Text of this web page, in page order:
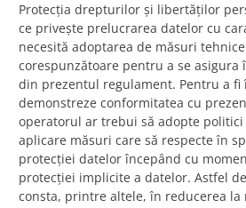
Protecția drepturilor și libertăților
ce privește prelucrarea datelor cu
necesită adoptarea de măsuri
corespunzătoare pentru a se
din prezentul regulament. Pentru a fi
demonstreze conformitatea cu
operatorul ar trebui să adopte
aplicare măsuri care să respecte în
protecției datelor începând cu
protecției implicite a datelor. Astfel
consta, printre altele, în reducerea